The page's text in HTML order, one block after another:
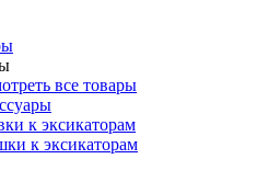
все товары
к эксикаторам
к эксикаторам